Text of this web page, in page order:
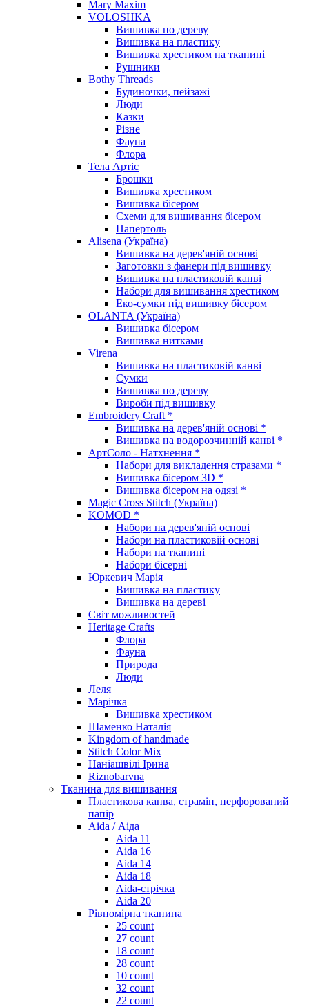
Mary Maxim
VOLOSHKA
Вишивка по дереву
Вишивка на пластику
Вишивка хрестиком на тканині
Рушники
Bothy Threads
Будиночки, пейзажі
Люди
Казки
Різне
Фауна
Флора
Тела Артіс
Брошки
Вишивка хрестиком
Вишивка бісером
Схеми для вишивання бісером
Папертоль
Alisena (Україна)
Вишивка на дерев'яній основі
Заготовки з фанери під вишивку
Вишивка на пластиковій канві
Набори для вишивання хрестиком
Еко-сумки під вишивку бісером
OLANTA (Україна)
Вишивка бісером
Вишивка нитками
Virena
Вишивка на пластиковій канві
Сумки
Вишивка по дереву
Вироби під вишивку
Embroidery Craft *
Вишивка на дерев'яній основі *
Вишивка на водорозчинній канві *
АртСоло - Натхнення *
Набори для викладення стразами *
Вишивка бісером 3D *
Вишивка бісером на одязі *
Magic Cross Stitch (Україна)
KOMOD *
Набори на дерев'яній основі
Набори на пластиковій основі
Набори на тканині
Набори бісерні
Юркевич Марія
Вишивка на пластику
Вишивка на дереві
Світ можливостей
Heritage Crafts
Флора
Фауна
Природа
Люди
Леля
Марічка
Вишивка хрестиком
Шаменко Наталія
Kingdom of handmade
Stitch Color Mix
Наніашвілі Ірина
Riznobarvna
Тканина для вишивання
Пластикова канва, страмін, перфорований
папір
Aida / Аіда
Aida 11
Aida 16
Aida 14
Aida 18
Aida-стрічка
Aida 20
Рівномірна тканина
25 count
27 count
18 count
28 count
10 count
32 count
22 count